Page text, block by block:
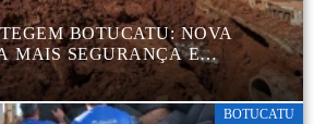
BOTUCATU: NOVA
MAIS SEGURANÇA E
MORADORES DA COHAB
BOTUCATU